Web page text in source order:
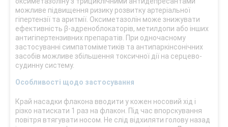
можливе підвищення ризику розвитку артеріальної
гіпертензії та аритмії. Оксиметазолін може знижувати
ефективність β‑адреноблокаторів, метилдопи або інших
антигіпертензивних препаратів. При одночасному
застосуванні симпатоміметиків та антипаркінсонічних
засобів можливе збільшення токсичної дії на серцево-
судинну систему.
Особливості щодо застосування
Край насадки флакона вводити у кожен носовий хід і
різко натискати 1 раз на флакон. Під час впорскування
повітря втягувати носом. Не слід відхиляти голову назад